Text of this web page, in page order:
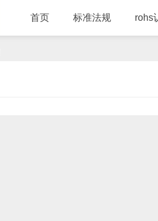
首页 标准法规 rohs